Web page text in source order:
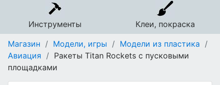
Инструменты
Клеи, покраска
Магазин / Модели, игры / Модели из пластика /
Авиация / Ракеты Titan Rockets с пусковыми
площадками